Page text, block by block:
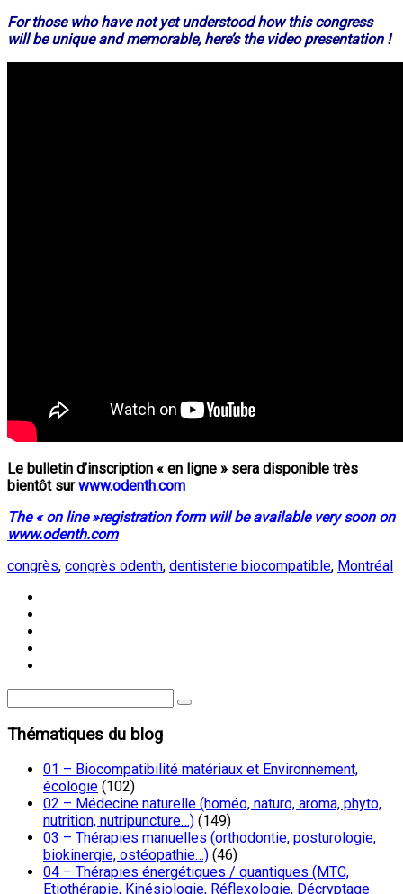
For those who have not yet understood how this congress
will be unique and memorable, here’s the video presentation !
Le bulletin d’inscription « en ligne » sera disponible très
bientôt surwww.odenth.com
The « on line »registration form will be available very soon on
www.odenth.com
congrès, congrès odenth, dentisterie biocompatible, Montréal
Thématiques du blog
01 – Biocompatibilité matériaux et Environnement,
écologie (102)
02 – Médecine naturelle (homéo, naturo, aroma, phyto,
nutrition, nutripuncture…) (149)
03 – Thérapies manuelles (orthodontie, posturologie,
biokinergie, ostéopathie…) (46)
04 – Thérapies énergétiques / quantiques (MTC,
Etiothérapie, Kinésiologie, Réflexologie, Décryptage